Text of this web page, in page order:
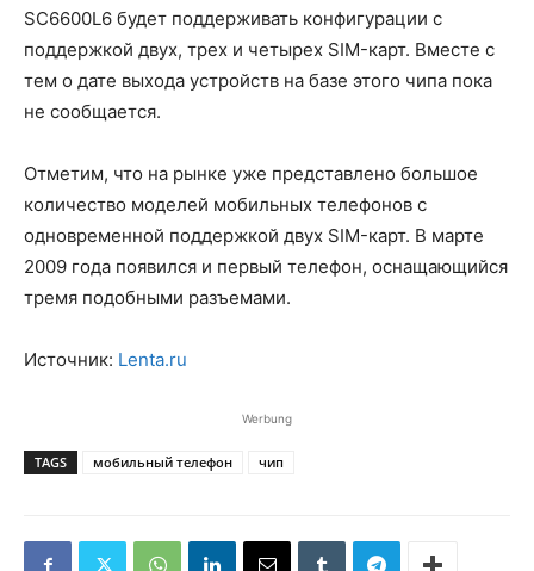
SC6600L6 будет поддерживать конфигурации с
поддержкой двух, трех и четырех SIM-карт. Вместе с
тем о дате выхода устройств на базе этого чипа пока
не сообщается.
Отметим, что на рынке уже представлено большое
количество моделей мобильных телефонов с
одновременной поддержкой двух SIM-карт. В марте
2009 года появился и первый телефон, оснащающийся
тремя подобными разъемами.
Источник: Lenta.ru
Werbung
TAGS мобильный телефон чип